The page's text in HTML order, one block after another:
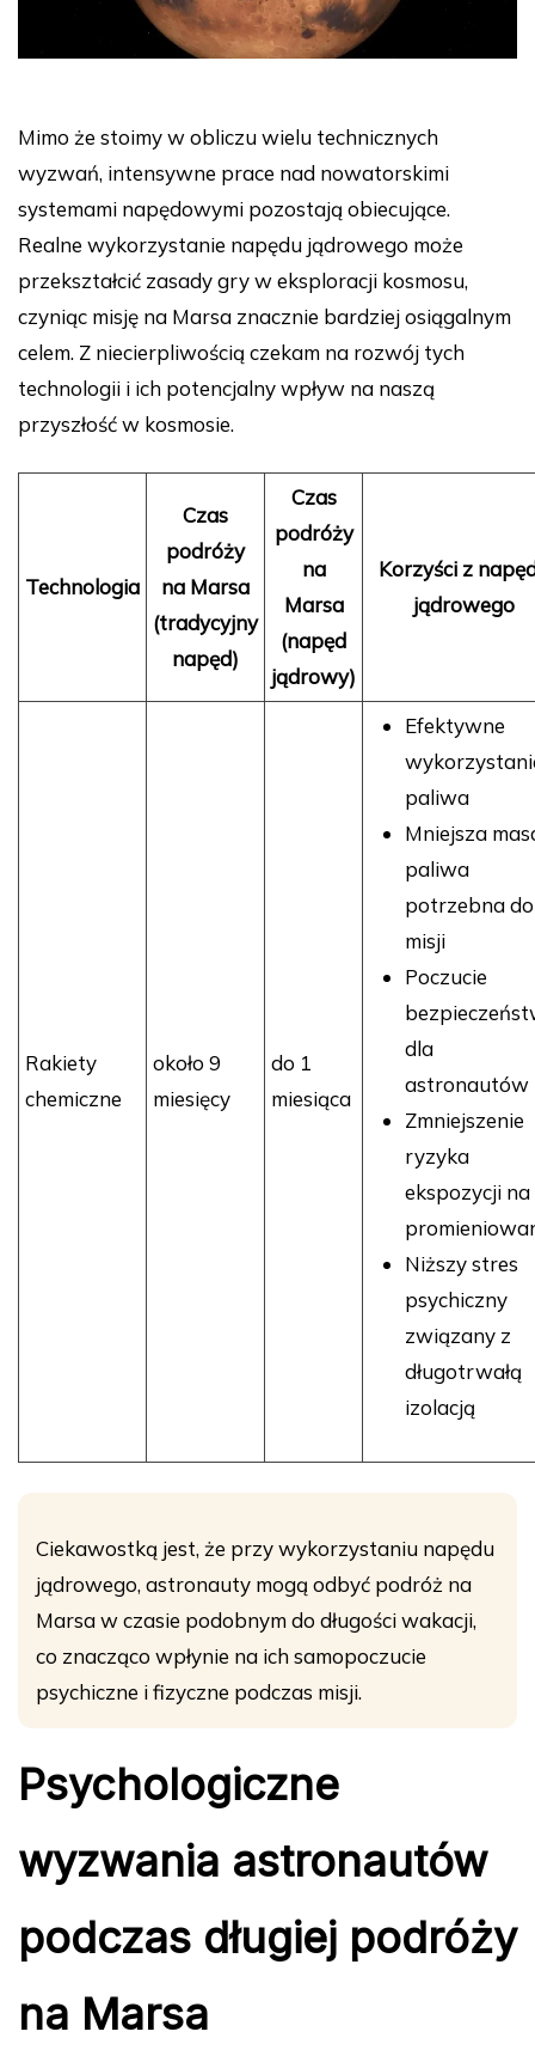
Mimo że stoimy w obliczu wielu technicznych
wyzwań, intensywne prace nad nowatorskimi
systemami napędowymi pozostają obiecujące.
Realne wykorzystanie napędu jądrowego może
przekształcić zasady gry w eksploracji kosmosu,
czyniąc misję na Marsa znacznie bardziej osiągalnym
celem. Z niecierpliwością czekam na rozwój tych
technologii i ich potencjalny wpływ na naszą
przyszłość w kosmosie.
Technologia
Czas
podróży
na Marsa
(tradycyjny
napęd)
Czas
podróży
na
Marsa
(napęd
jądrowy)
Korzyści z
jądrowego
Rakiety
chemiczne
około 9
miesięcy
do 1
miesiąca
Efektywne
paliwa
Mniejsza
paliwa
potrzebna do
misji
Poczucie
dla
astronautów
Zmniejszenie
ryzyka
ekspozycji na
Niższy stres
psychiczny
związany z
długotrwałą
izolacją
Ciekawostką jest, że przy wykorzystaniu napędu
jądrowego, astronauty mogą odbyć podróż na
Marsa w czasie podobnym do długości wakacji,
co znacząco wpłynie na ich samopoczucie
psychiczne i fizyczne podczas misji.
Psychologiczne
wyzwania astronautów
podczas długiej podróży
na Marsa